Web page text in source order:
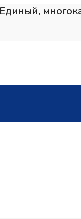
Единый,